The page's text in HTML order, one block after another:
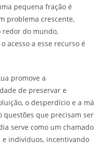
pequena fração é
problema crescente,
redor do mundo,
acesso a esse recurso é
promove a
de preservar e
o desperdício e a má
questões que precisam ser
serve como um chamado
e indivíduos, incentivando